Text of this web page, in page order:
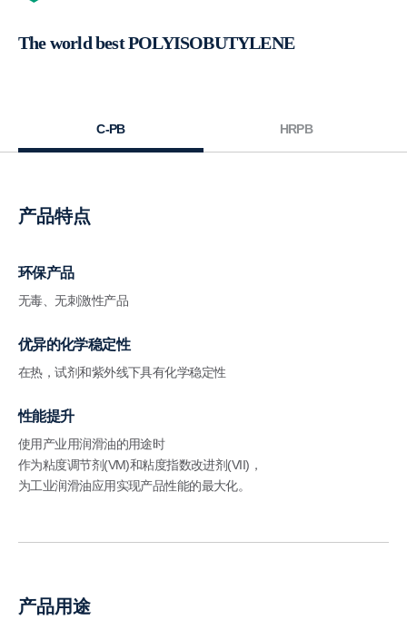
The world best POLYISOBUTYLENE
C-PB HRPB
产品特点
环保产品
无毒、无刺激性产品
优异的化学稳定性
在热，试剂和紫外线下具有化学稳定性
性能提升
使用产业用润滑油的用途时
作为粘度调节剂(VM)和粘度指数改进剂(VII)，
为工业润滑油应用实现产品性能的最大化。
产品用途